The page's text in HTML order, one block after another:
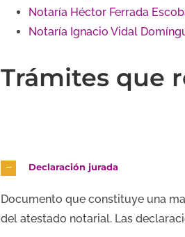
Notaría Héctor Ferrada
Notaría Ignacio Vidal
Trámites que
Declaración jurada
Documento que constituye una
del atestado notarial. Las